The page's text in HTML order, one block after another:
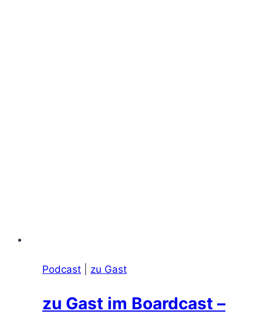
Podcast zu Gast
zu Gast im Boardcast –